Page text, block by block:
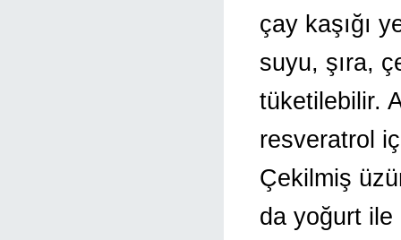
çay kaşığı
suyu, şıra,
tüketilebilir.
resveratrol
Çekilmiş
da yoğurt